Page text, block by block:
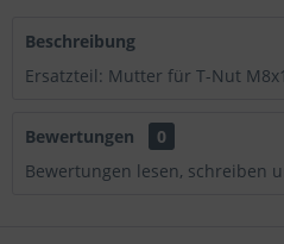
Beschreibung
Ersatzteil: Mutter für T-Nut
Bewertungen
0
Bewertungen lesen, schreiben